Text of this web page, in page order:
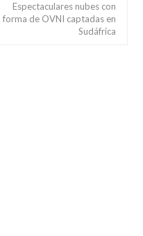
Espectaculares nubes con
forma de OVNI captadas en
Sudáfrica